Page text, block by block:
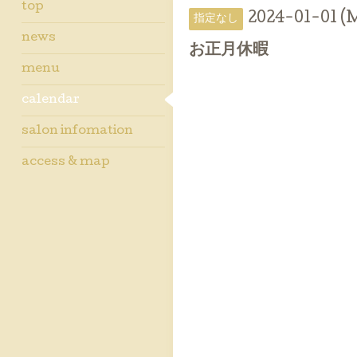
指定なし 2024-01-01
お正月休暇
top
news
menu
calendar
salon infomation
access & map